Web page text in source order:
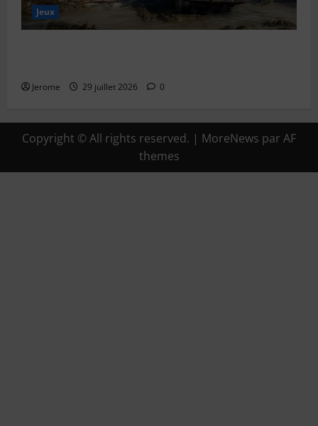
Jeux
Jerome 29 juillet 2026 0
Copyright © All rights reserved. | MoreNews par AF
themes